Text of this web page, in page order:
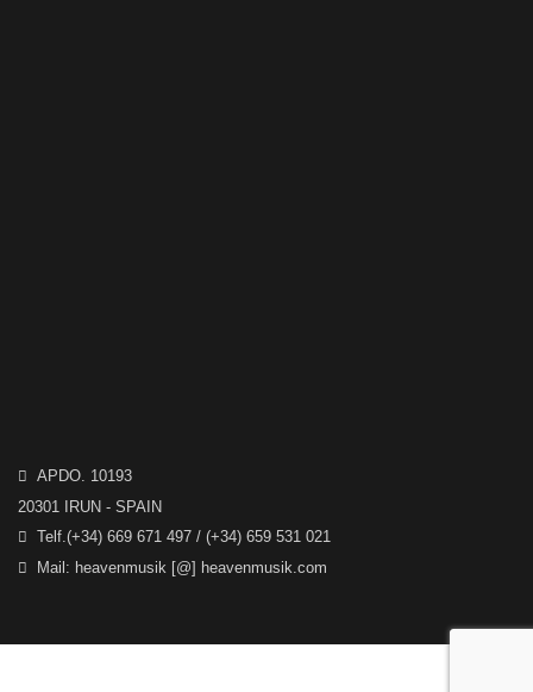
la Geisha
APDO. 10193
20301 IRUN - SPAIN
Telf.(+34) 669 671 497 / (+34) 659 531 021
Mail: heavenmusik [@] heavenmusik.com